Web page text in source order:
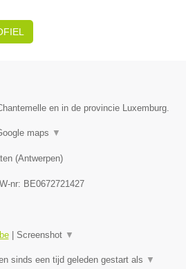
en in de provincie Luxemburg.
maps ▼
(Antwerpen)
nr: BE0672721427
| Screenshot ▼
sinds een tijd geleden gestart als ▼